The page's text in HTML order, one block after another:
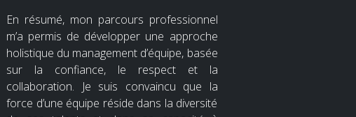
En résumé, mon parcours professionnel
m’a permis de développer une approche
holistique du management d’équipe, basée
sur la confiance, le respect et la
collaboration. Je suis convaincu que la
force d’une équipe réside dans la diversité